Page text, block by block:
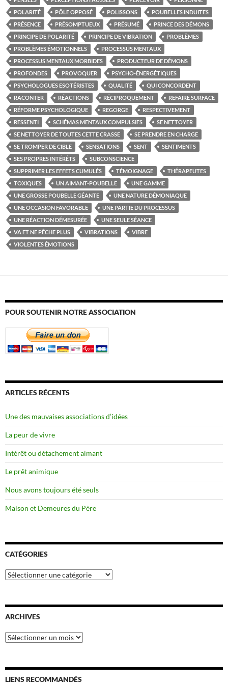
POLARITÉ
PÔLE OPPOSÉ POLISSONS
POUBELLES INDUITES
PRÉSENCE
PRÉSOMPTUEUX PRÉSUMÉ
PRINCE DES DÉMONS
PRINCIPE DE POLARITÉ
PRINCIPE DE VIBRATION
PROBLÈMES
PROBLÈMES ÉMOTIONNELS
PROCESSUS MENTAUX
PROCESSUS MENTAUX MORBIDES
PRODUCTEUR DE DÉMONS
PROFONDES
PROVOQUER
PSYCHO-ÉNERGÉTIQUES
PSYCHOLOGUES ESOTÉRISTES
QUALITÉ
QUI CONCORDENT
RACONTER
RÉACTIONS RÉCIPROQUEMENT
REFAIRE SURFACE
RÉFORME PSYCHOLOGIQUE
REGORGE
RESPECTIVEMENT
RESSENTI
SCHÉMAS MENTAUX COMPULSIFS
SE NETTOYER
SE NETTOYER DE TOUTES CETTE CRASSE
SE PRENDRE EN CHARGE
SE TROMPER DE CIBLE
SENSATIONS SENT
SENTIMENTS
SES PROPRES INTÉRÊTS
SUBCONSCIENCE
SUPPRIMER LES EFFETS CUMULÉS
TÉMOIGNAGE
THÉRAPEUTES
TOXIQUES
UN AIMANT-POUBELLE
UNE GAMME
UNE GROSSE POUBELLE GÉANTE
UNE NATURE DÉMONIAQUE
UNE OCCASION FAVORABLE
UNE PARTIE DU PROCESSUS
UNE RÉACTION DÉMESURÉE
UNE SEULE SÉANCE
VA ET NE PÊCHE PLUS
VIBRATIONS
VIBRE
VIOLENTES ÉMOTIONS
POUR SOUTENIR NOTRE ASSOCIATION
ARTICLES RÉCENTS
Une des mauvaises associations d’idées
La peur de vivre
Intérêt ou détachement aimant
Le prêt animique
Nous avons toujours été seuls
Maison et Demeures du Père
CATÉGORIES
Catégories
ARCHIVES
Archives
LIENS RECOMMANDÉS